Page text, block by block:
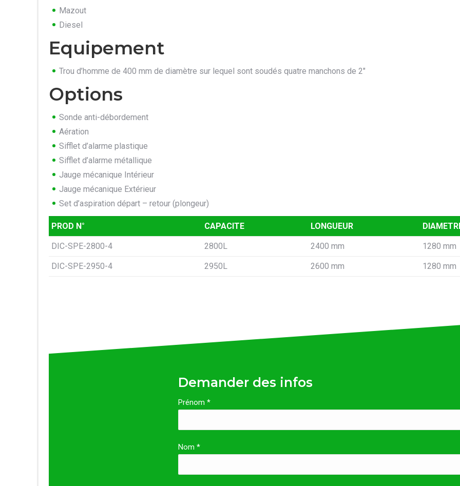
Mazout
Diesel
Equipement
Trou d’homme de 400 mm de diamètre sur lequel sont soudés quatre manchons de 2″
Options
Sonde anti-débordement
Aération
Sifflet d’alarme plastique
Sifflet d’alarme métallique
Jauge mécanique Intérieur
Jauge mécanique Extérieur
Set d’aspiration départ – retour (plongeur)
PROD N° CAPACITE LONGUEUR
DIC-SPE-2800-4 2800L 2400 mm 1280 mm
DIC-SPE-2950-4 2950L 2600 mm 1280 mm
Demander des infos
Prénom *
Nom *